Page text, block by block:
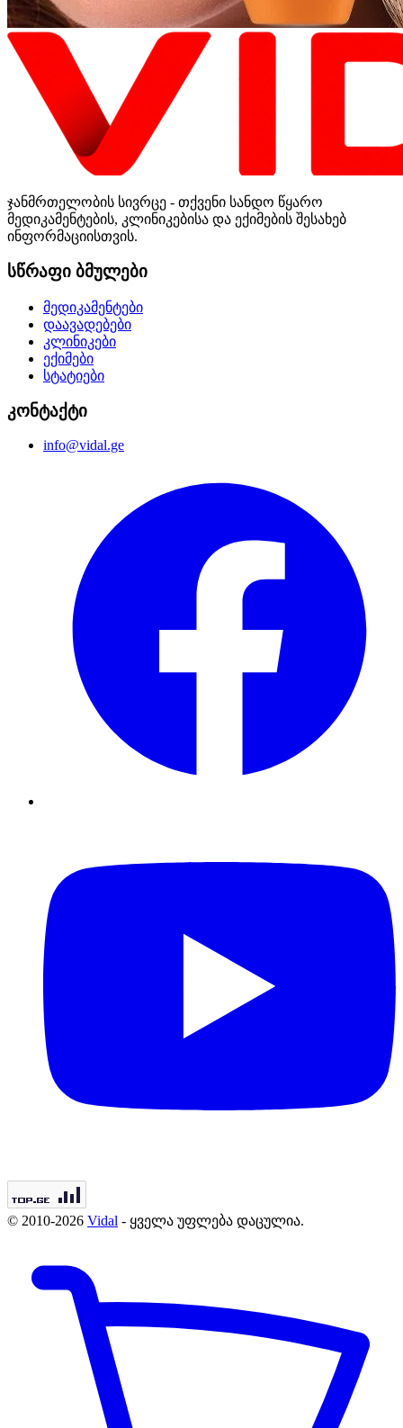
ჯანმრთელობის სივრცე - თქვენი სანდო წყარო
მედიკამენტების, კლინიკებისა და ექიმების შესახებ
ინფორმაციისთვის.
სწრაფი ბმულები
მედიკამენტები
დაავადებები
კლინიკები
ექიმები
სტატიები
კონტაქტი
info@vidal.ge
© 2010-2026 Vidal - ყველა უფლება დაცულია.